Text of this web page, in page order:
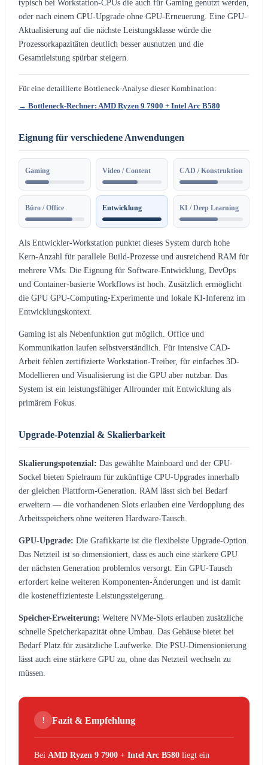
typisch bei Workstation-CPUs die auch für Gaming genutzt werden,
oder nach einem CPU-Upgrade ohne GPU-Erneuerung. Eine GPU-
Aktualisierung auf die nächste Leistungsklasse würde die
Prozessorkapazitäten deutlich besser ausnutzen und die
Gesamtleistung spürbar steigern.
Für eine detaillierte Bottleneck-Analyse dieser Kombination:
→ Bottleneck-Rechner: AMD Ryzen 9 7900 + Intel Arc B580
Eignung für verschiedene Anwendungen
Gaming Video / Content CAD / Konstruktion
Büro / Office Entwicklung KI / Deep Learning
Als Entwickler-Workstation punktet dieses System durch hohe
Kern-Anzahl für parallele Build-Prozesse und ausreichend RAM für
mehrere VMs. Die Eignung für Software-Entwicklung, DevOps
und Container-basierte Workflows ist hoch. Zusätzlich ermöglicht
die GPU GPU-Computing-Experimente und lokale KI-Inferenz im
Entwicklungskontext.
Gaming ist als Nebenfunktion gut möglich. Office und
Kommunikation laufen selbstverständlich. Für intensive CAD-
Arbeit fehlen zertifizierte Workstation-Treiber, für einfaches 3D-
Modellieren und Visualisierung ist die GPU aber nutzbar. Das
System ist ein leistungsfähiger Allrounder mit Entwicklung als
primärem Fokus.
Upgrade-Potenzial & Skalierbarkeit
Skalierungspotenzial: Das gewählte Mainboard und der CPU-
Sockel bieten Spielraum für zukünftige CPU-Upgrades innerhalb
der gleichen Plattform-Generation. RAM lässt sich bei Bedarf
erweitern — die vorhandenen Slots erlauben eine Verdopplung des
Arbeitsspeichers ohne weiteren Hardware-Tausch.
GPU-Upgrade: Die Grafikkarte ist die flexibelste Upgrade-Option.
Das Netzteil ist so dimensioniert, dass es auch eine stärkere GPU
der nächsten Generation problemlos versorgt. Ein GPU-Tausch
erfordert keine weiteren Komponenten-Änderungen und ist damit
die kosteneffizienteste Leistungssteigerung.
Speicher-Erweiterung: Weitere NVMe-Slots erlauben zusätzliche
schnelle Speicherkapazität ohne Umbau. Das Gehäuse bietet bei
Bedarf Platz für zusätzliche Laufwerke. Die PSU-Dimensionierung
lässt auch eine stärkere GPU zu, ohne das Netzteil wechseln zu
müssen.
! Fazit & Empfehlung
Bei AMD Ryzen 9 7900 + Intel Arc B580 liegt ein